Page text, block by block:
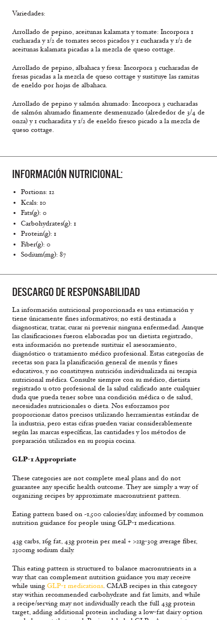
Variedades:
Arrollado de pepino, aceitunas kalamata y tomate: Incorpora 1
cucharada y 1/2 de tomates secos picados y 1 cucharada y 1/2 de
aceitunas kalamata picadas a la mezcla de queso cottage.
Arrollado de pepino, albahaca y fresa: Incorpora 3 cucharadas de
fresas picadas a la mezcla de queso cottage y sustituye las ramitas
de eneldo por hojas de albahaca.
Arrollado de pepino y salmón ahumado: Incorpora 3 cucharadas
de salmón ahumado finamente desmenuzado (alrededor de 3/4 de
onza) y 1 cucharadita y 1/2 de eneldo fresco picado a la mezcla de
queso cottage.
INFORMACIÓN NUTRICIONAL:
Portions: 12
Kcals: 10
Fats(g): 0
Carbohydrates(g): 1
Protein(g): 1
Fiber(g): 0
Sodium(mg): 87
DESCARGO DE RESPONSABILIDAD
La información nutricional proporcionada es una estimación y
tiene únicamente fines informativos; no está destinada a
diagnosticar, tratar, curar ni prevenir ninguna enfermedad. Aunque
las clasificaciones fueron elaboradas por un dietista registrado,
esta información no pretende sustituir el asesoramiento,
diagnóstico o tratamiento médico profesional. Estas categorías de
recetas son para la planificación general de menús y fines
educativos, y no constituyen nutrición individualizada ni terapia
nutricional médica. Consulte siempre con su médico, dietista
registrado u otro profesional de la salud calificado ante cualquier
duda que pueda tener sobre una condición médica o de salud,
necesidades nutricionales o dieta. Nos esforzamos por
proporcionar datos precisos utilizando herramientas estándar de
la industria, pero estas cifras pueden variar considerablemente
según las marcas específicas, las cantidades y los métodos de
preparación utilizados en su propia cocina.
GLP-1 Appropriate
These categories are not complete meal plans and do not
guarantee any specific health outcome. They are simply a way of
organizing recipes by approximate macronutrient pattern.
Eating pattern based on ~1,500 calories/day, informed by common
nutrition guidance for people using GLP-1 medications.
43g carbs, 16g fat, 43g protein per meal + >21g-30g average fiber,
2300mg sodium daily.
This eating pattern is structured to balance macronutrients in a
way that can complement nutrition guidance you may receive
while using GLP-1 medications. CMAB recipes in this category
stay within recommended carbohydrate and fat limits, and while
a recipe/serving may not individually reach the full 43g protein
target, adding additional protein including a low-fat dairy option